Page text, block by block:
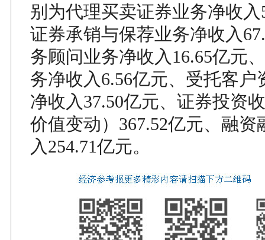
别为代理买卖证券业务净收入
证券承销与保荐业务净收入
务顾问业务净收入16.65亿元
务净收入6.56亿元、受托客户
净收入37.50亿元、证券投资
价值变动）367.52亿元、融资
入254.71亿元。